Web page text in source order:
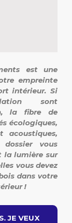
est une
empreinte
intérieur. Si
sont
la fibre de
écologiques,
acoustiques,
vous
la lumière sur
vous devez
dans votre
!
JE VEUX